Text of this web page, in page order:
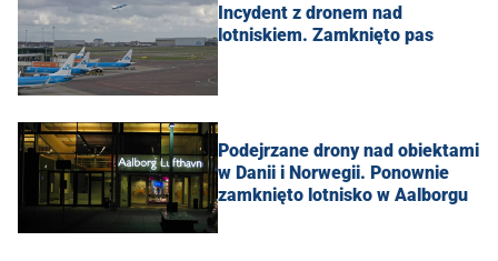
Incydent z dronem nad
lotniskiem. Zamknięto pas
Podejrzane drony nad obiektami
w Danii i Norwegii. Ponownie
zamknięto lotnisko w Aalborgu